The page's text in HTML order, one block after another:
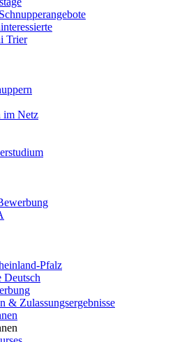
Trier
im Netz
Pfalz
Deutsch
& Zulassungsergebnisse